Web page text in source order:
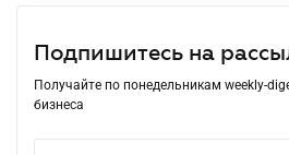
Подпишитесь на
Получайте по понедельникам weekly-
бизнеса